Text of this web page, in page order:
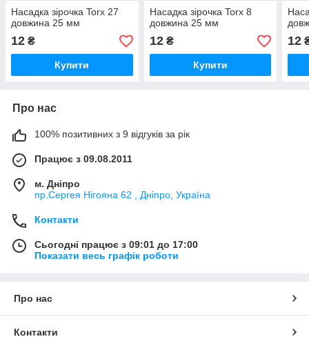
Насадка зірочка Torx 27
довжина 25 мм
12 ₴
Купити
Насадка зірочка Torx 8
довжина 25 мм
12₴
Купити
12
Про нас
100% позитивних з 9 відгуків за рік
Працює з 09.08.2011
м. Дніпро
пр.Сергея Нігояна 62 , Дніпро, Україна
Контакти
Сьогодні працює з 09:01 до 17:00
Показати весь графік роботи
Про нас
Контакти